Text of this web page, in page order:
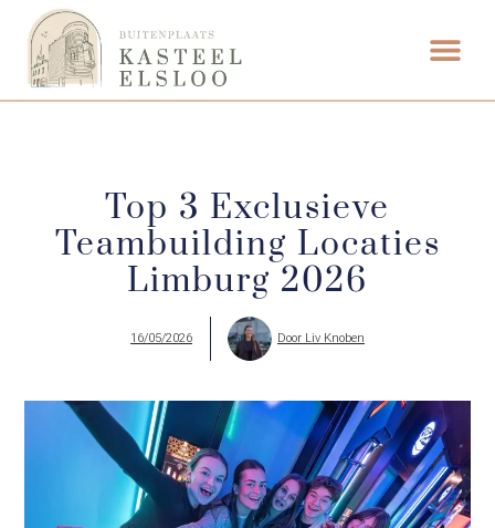
Top 3 Exclusieve
Teambuilding Locaties
Limburg 2026
16/05/2026 Door Liv Knoben